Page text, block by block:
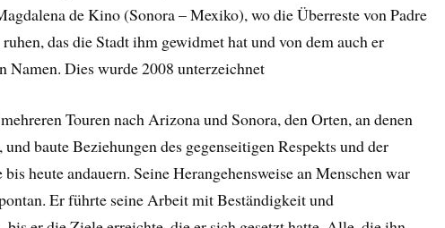
de Kino (Sonora – Mexiko), wo die Überreste von Padre
das die Stadt ihm gewidmet hat und von dem auch er
Namen. Dies wurde 2008 unterzeichnet
Touren nach Arizona und Sonora, den Orten, an denen
baute Beziehungen des gegenseitigen Respekts und der
heute andauern. Seine Herangehensweise an Menschen war
Er führte seine Arbeit mit Beständigkeit und